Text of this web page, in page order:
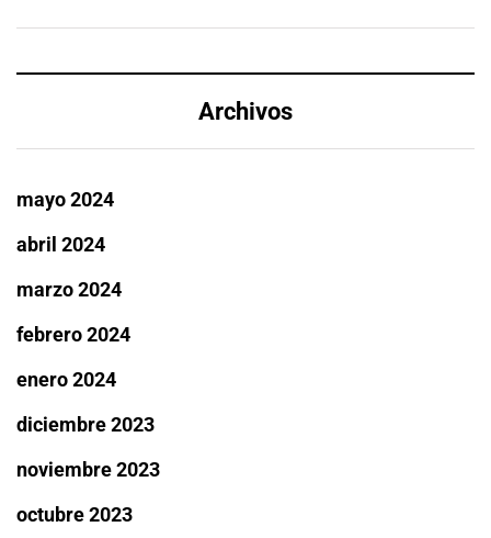
Archivos
mayo 2024
abril 2024
marzo 2024
febrero 2024
enero 2024
diciembre 2023
noviembre 2023
octubre 2023